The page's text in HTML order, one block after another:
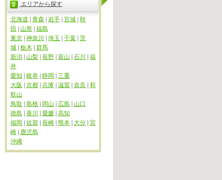
エリアから探す
北海道 青森 岩手 宮城 秋
田
山形 福島
東京 神奈川 埼玉 千葉 茨
城 栃木 群馬
新潟
山梨 長野 富山 石川
福
井
愛知
岐阜 静岡
三重
大阪
京都 兵庫 滋賀 奈良
和
歌山
鳥取
島根 岡山 広島
山口
徳島
香川 愛媛 高知
福岡
佐賀 長崎 熊本 大分 宮
崎
鹿児島
沖縄